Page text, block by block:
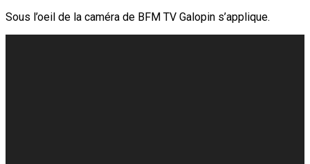
Sous l’oeil de la caméra de BFM TV Galopin s’applique.